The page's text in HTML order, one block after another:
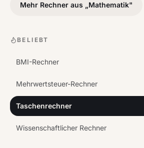
BELIEBT
BMI-Rechner
Mehrwertsteuer-Rechner
Taschenrechner
Wissenschaftlicher Rechner
Mehr Rechner aus „Mathematik"